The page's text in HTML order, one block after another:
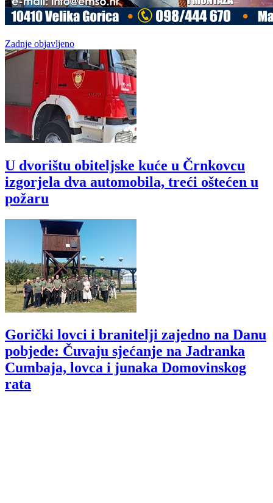
Zadnje objavljeno
U dvorištu obiteljske kuće u Črnkovcu
izgorjela dva automobila, treći oštećen u
požaru
Gorički lovci i branitelji zajedno na Danu
pobjede: Čuvaju sjećanje na Jadranka
Cumbaja, lovca i junaka Domovinskog
rata